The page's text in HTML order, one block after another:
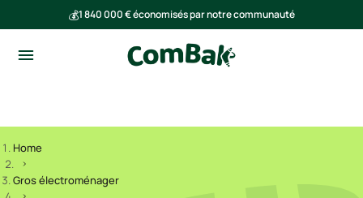
💰1 840 000 € économisés par notre communauté
Home
Gros électroménager